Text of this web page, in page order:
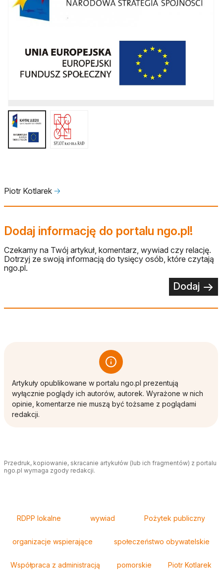
Piotr Kotlarek 🡢
Dodaj informację do portalu ngo.pl!
Czekamy na Twój artykuł, komentarz, wywiad czy relację.
Dotrzyj ze swoją informacją do tysięcy osób, które czytają
ngo.pl.
Dodaj
Artykuły opublikowane w portalu ngo.pl prezentują
wyłącznie poglądy ich autorów, autorek. Wyrażone w nich
opinie, komentarze nie muszą być tożsame z poglądami
redakcji.
Przedruk, kopiowanie, skracanie artykułów (lub ich fragmentów) z portalu
ngo.pl wymaga zgody redakcji.
RDPP lokalne wywiad Pożytek publiczny
organizacje wspierające społeczeństwo obywatelskie
Współpraca z administracją pomorskie Piotr Kotlarek